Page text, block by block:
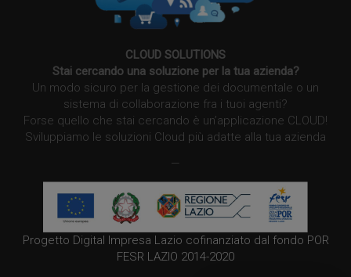
CLOUD SOLUTIONS
Stai cercando una soluzione per la tua azienda?
Un modo sicuro per la gestione dei documentale o un
sistema di collaborazione fra i tuoi agenti?
Forse quello che stai cercando è un’applicazione CLOUD!
Sviluppiamo le soluzioni Cloud più adatte alla tua azienda
—
Progetto Digital Impresa Lazio cofinanziato dal fondo POR
FESR LAZIO 2014-2020